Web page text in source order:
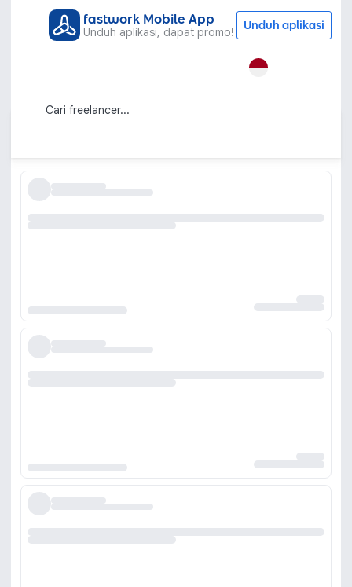
fastwork Mobile App
Unduh aplikasi, dapat promo! Unduh aplikasi
Sound Effects